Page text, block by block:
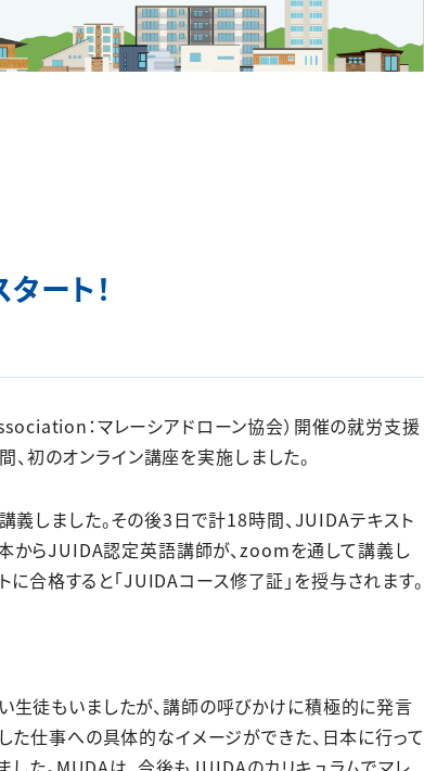
ート！
：マレーシアドローン協会）開催の就労支援
初のオンライン講座を実施しました。
しました。その後3日で計18時間、JUIDAテキスト
からJUIDA認定英語講師が、zoomを通して講義し
合格すると「JUIDAコース修了証」を授与されます。
徒もいましたが、講師の呼びかけに積極的に発言
た仕事への具体的なイメージができた、日本に行って